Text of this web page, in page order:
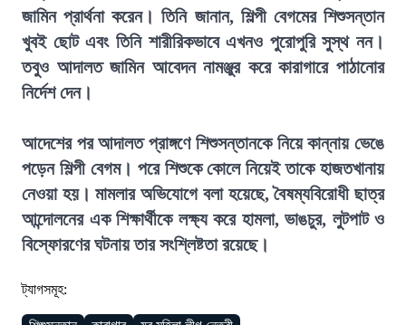
জামিন প্রার্থনা করেন। তিনি জানান, শিল্পী বেগমের শিশুসন্তান
খুবই ছোট এবং তিনি শারীরিকভাবে এখনও পুরোপুরি সুস্থ নন।
তবুও আদালত জামিন আবেদন নামঞ্জুর করে কারাগারে পাঠানোর
নির্দেশ দেন।
আদেশের পর আদালত প্রাঙ্গণে শিশুসন্তানকে নিয়ে কান্নায় ভেঙে
পড়েন শিল্পী বেগম। পরে শিশুকে কোলে নিয়েই তাকে হাজতখানায়
নেওয়া হয়। মামলার অভিযোগে বলা হয়েছে, বৈষম্যবিরোধী ছাত্র
আন্দোলনের এক শিক্ষার্থীকে লক্ষ্য করে হামলা, ভাঙচুর, লুটপাট ও
বিস্ফোরণের ঘটনায় তার সংশ্লিষ্টতা রয়েছে।
ট্যাগসমূহ: